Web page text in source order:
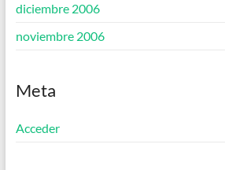
diciembre 2006
noviembre 2006
Meta
Acceder